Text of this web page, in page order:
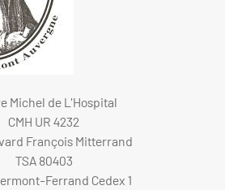
Michel de L'Hospital
CMH UR 4232
François Mitterrand
TSA 80403
Ferrand Cedex 1